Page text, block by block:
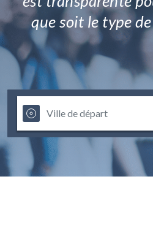
que soit le type